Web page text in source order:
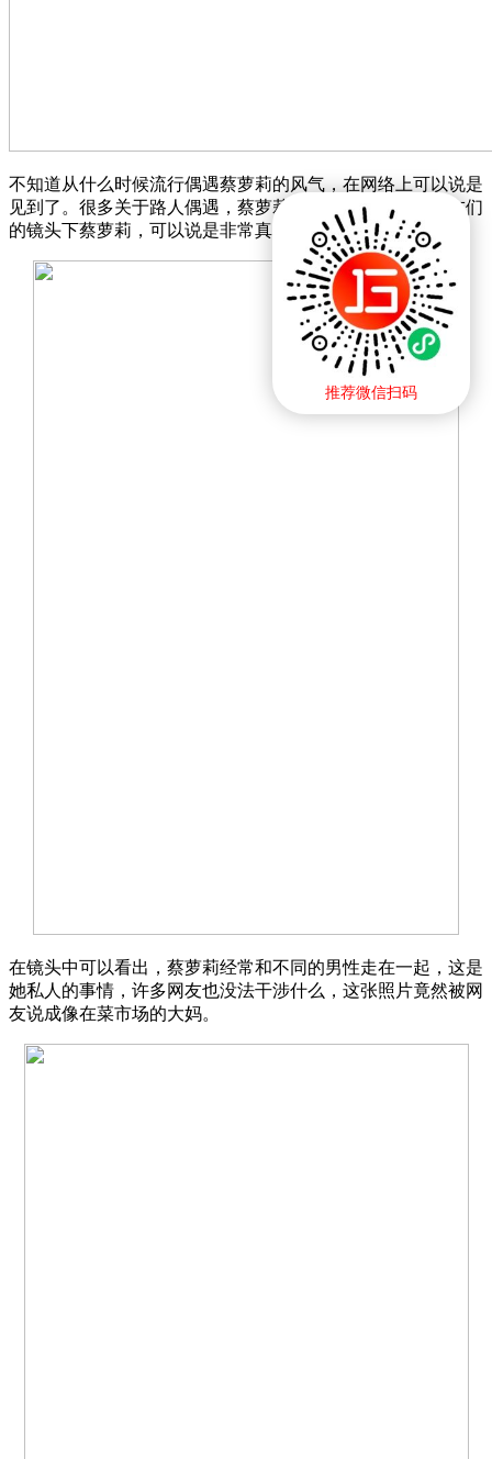
推荐微信扫码
不知道从什么时候流行偶遇蔡萝莉的风气，在网络上可以说是
见到了。很多关于路人偶遇，蔡萝莉发出来的帖子，在网友们
的镜头下蔡萝莉，可以说是非常真实了。
在镜头中可以看出，蔡萝莉经常和不同的男性走在一起，这是
她私人的事情，许多网友也没法干涉什么，这张照片竟然被网
友说成像在菜市场的大妈。